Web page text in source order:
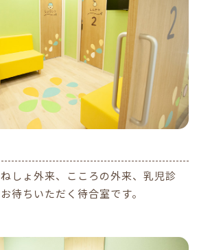
しょ外来、こころの外来、乳児診
待ちいただく待合室です。